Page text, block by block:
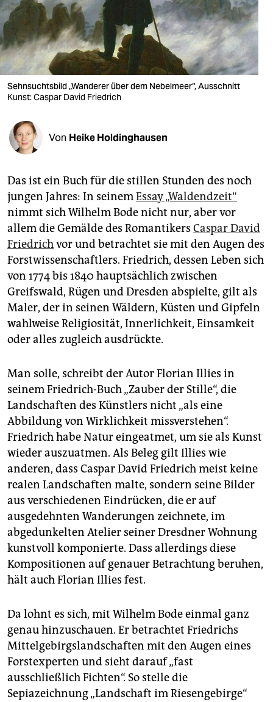
verlag
verlag
veranstaltungen
shop
unterstützen
genossenschaft
epaper login
Sehnsuchtsbild „Wanderer über dem Nebelmeer“, Ausschnitt
Kunst: Caspar David Friedrich
Von Heike Holdinghausen
Das ist ein Buch für die stillen Stunden des noch
jungen Jahres: In seinemEssay „Waldendzeit“
nimmt sich Wilhelm Bode nicht nur, aber vor
allem die Gemälde des Romantikers Caspar David
Friedrichvor und betrachtet sie mit den Augen des
Forstwissenschaftlers. Friedrich, dessen Leben sich
von 1774 bis 1840 hauptsächlich zwischen
Greifswald, Rügen und Dresden abspielte, gilt als
Maler, der in seinen Wäldern, Küsten und Gipfeln
wahlweise Religiosität, Innerlichkeit, Einsamkeit
oder alles zugleich ausdrückte.
Man solle, schreibt der Autor Florian Illies in
seinem Friedrich-Buch „Zauber der Stille“, die
Landschaften des Künstlers nicht „als eine
Abbildung von Wirklichkeit missverstehen“.
Friedrich habe Natur eingeatmet, um sie als Kunst
wieder auszuatmen. Als Beleg gilt Illies wie
anderen, dass Caspar David Friedrich meist keine
realen Landschaften malte, sondern seine Bilder
aus verschiedenen Eindrücken, die er auf
ausgedehnten Wanderungen zeichnete, im
abgedunkelten Atelier seiner Dresdner Wohnung
kunstvoll komponierte. Dass allerdings diese
Kompositionen auf genauer Betrachtung beruhen,
hält auch Florian Illies fest.
Da lohnt es sich, mit Wilhelm Bode einmal ganz
genau hinzuschauen. Er betrachtet Friedrichs
Mittelgebirgslandschaften mit den Augen eines
Forstexperten und sieht darauf „fast
ausschließlich Fichten“. So stelle die
Sepiazeichnung „Landschaft im Riesengebirge“